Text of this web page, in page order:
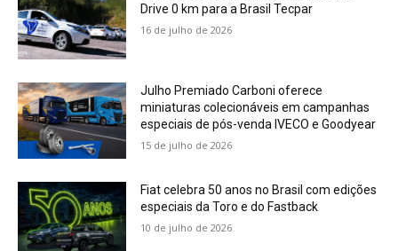
Drive 0 km para a Brasil Tecpar
16 de julho de 2026
Julho Premiado Carboni oferece
miniaturas colecionáveis em campanhas
especiais de pós-venda IVECO e Goodyear
15 de julho de 2026
Fiat celebra 50 anos no Brasil com edições
especiais da Toro e do Fastback
10 de julho de 2026